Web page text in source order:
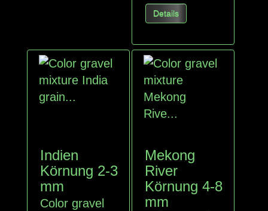
Details
Indien
Körnung 2-3
mm
Color gravel
Mekong
River
Körnung 4-8
mm